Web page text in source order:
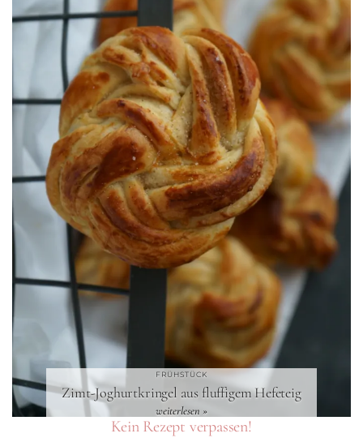
FRÜHSTÜCK
Zimt-Joghurtkringel aus fluffigem Hefeteig
weiterlesen »
Kein Rezept verpassen!